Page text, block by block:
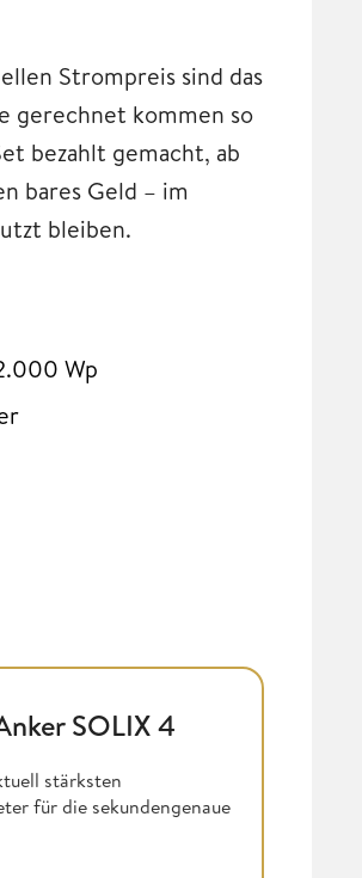
Strompreis sind das
gerechnet kommen so
bezahlt gemacht, ab
bares Geld – im
bleiben.
Wp
SOLIX 4
stärksten
für die sekundengenaue